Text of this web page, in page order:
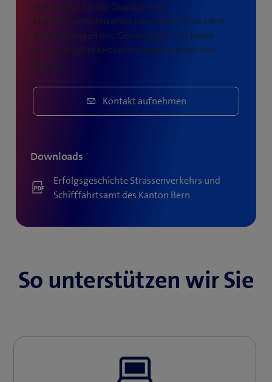
Optimieren Sie die Qualität Ihrer
Kundenkommunikation und teilen Sie uns Ihre
Anforderungen mit. Gerne zeigen wir Ihnen
unsere Möglichkeiten und beantworten Ihre
Fragen.
Kontakt aufnehmen
Downloads
Erfolgsgeschichte Strassenverkehrs und
Schifffahrtsamt des Kanton Bern
So unterstützen wir Sie